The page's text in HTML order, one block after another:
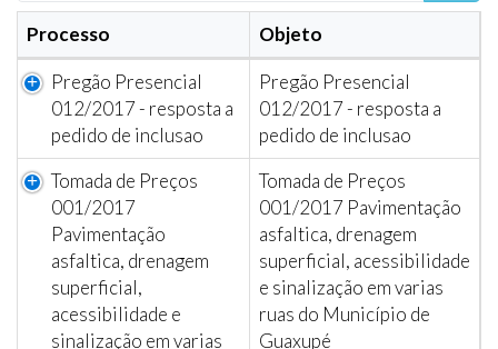
Processo Objeto
Pregão Presencial
012/2017 - resposta a
pedido de inclusao
Pregão Presencial
012/2017 - resposta a
pedido de inclusao
Tomada de Preços
001/2017
Pavimentação
asfaltica, drenagem
superficial,
acessibilidade e
sinalização em varias
Tomada de Preços
001/2017 Pavimentação
asfaltica, drenagem
superficial, acessibilidade
e sinalização em varias
ruas do Município de
Guaxupé